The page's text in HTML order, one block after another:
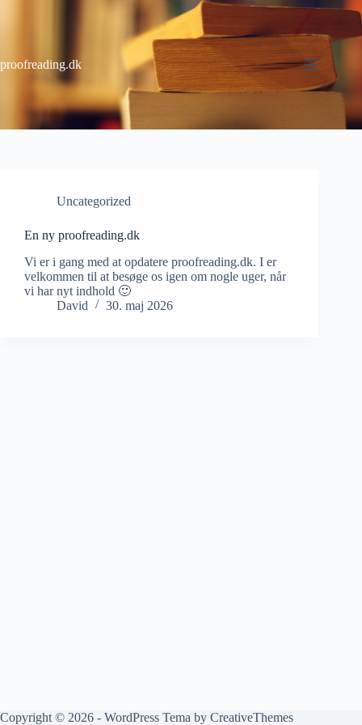
proofreading.dk
Uncategorized
En ny proofreading.dk
Vi er i gang med at opdatere proofreading.dk. I er
velkommen til at besøge os igen om nogle uger, når
vi har nyt indhold 🙂
David
30. maj 2026
Copyright © 2026 - WordPress Tema by CreativeThemes